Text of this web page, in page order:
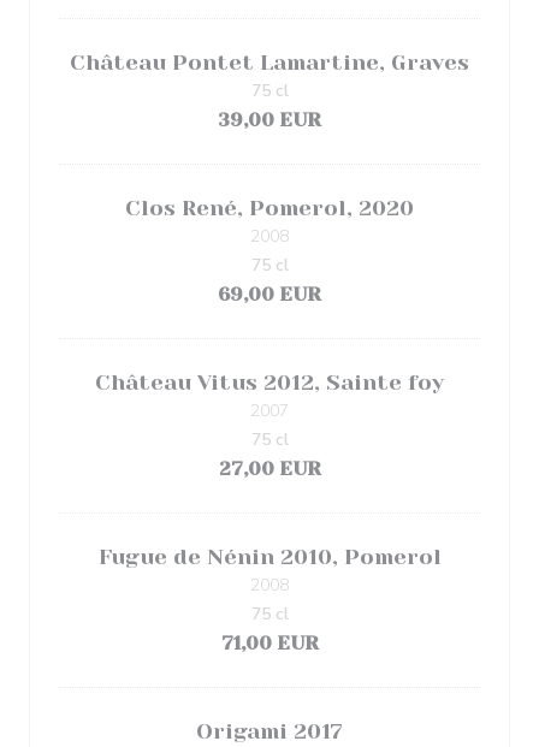
Château Pontet Lamartine, Graves
39,00 EUR
75 cl
Clos René, Pomerol, 2020
2008
69,00 EUR
75 cl
Château Vitus 2012, Sainte foy
2007
27,00 EUR
75 cl
Fugue de Nénin 2010, Pomerol
2008
71,00 EUR
75 cl
Origami 2017